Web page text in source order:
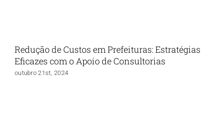
Redução de Custos em Prefeituras: Estratégias
Eficazes com o Apoio de Consultorias
outubro 21st, 2024